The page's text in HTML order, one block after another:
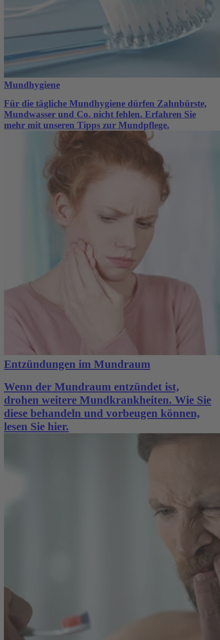
Mundhygiene
Für die tägliche Mundhygiene dürfen Zahnbürste,
Mundwasser und Co. nicht fehlen. Erfahren Sie
mehr mit unseren Tipps zur Mundpflege.
Entzündungen im Mundraum
Wenn der Mundraum entzündet ist,
drohen weitere Mundkrankheiten. Wie Sie
diese behandeln und vorbeugen können,
lesen Sie hier.